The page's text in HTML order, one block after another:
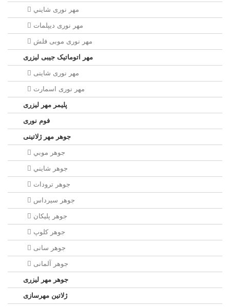
مهر نوری شايني
مهر نوری دیپلمات
مهر نوری موبی فلش
مهر اتوماتیک جیبی لیزری
مهر نوری شاینی
مهر نوری اسمارت
پلیمر مهر لیزری
فوم نوری
جوهر مهر ژلاتینی
جوهر موبي
جوهر شايني
جوهر ترودات
جوهر سيرداس
جوهر پلیکان
جوهر کلوپ
جوهر سانی
جوهر آلمانی
جوهر مهر لیزری
ژلاتين مهرسازی